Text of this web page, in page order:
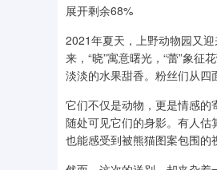
展开剩余68%
2021年夏天，上野动物园又
来，“晓”寓意曙光，“蕾”象
淡淡的水果甜香。粉丝们从四
它们不仅是动物，更是情感
随处可见它们的身影。有人估
也能感受到被熊猫图案包围的